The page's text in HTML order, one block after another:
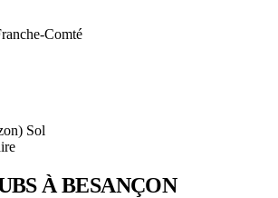
Comté
Sol
À BESANÇON